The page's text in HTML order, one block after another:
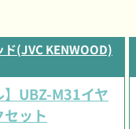
ド(JVC KENWOOD)
UBZ-M31イヤ
ット